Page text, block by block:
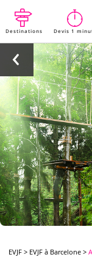
Destinations Devis 1
EVJF > EVJF à Barcelone >